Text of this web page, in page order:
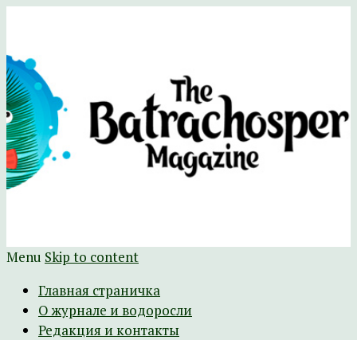
The Batrachospermum Magazine
Батрахоспермум (официальный сайт)
Menu Skip to content
Главная страничка
О журнале и водоросли
Редакция и контакты